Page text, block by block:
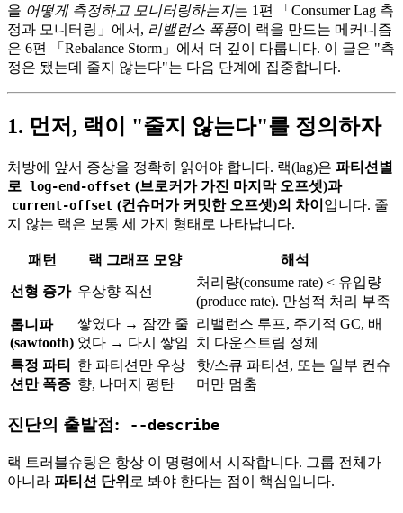
을 어떻게 측정하고 모니터링하는지는 1편 「Consumer Lag 측
정과 모니터링」에서, 리밸런스 폭풍이 랙을 만드는 메커니즘
은 6편 「Rebalance Storm」에서 더 깊이 다룹니다. 이 글은 "측
정은 됐는데 줄지 않는다"는 다음 단계에 집중합니다.
1. 먼저, 랙이 "줄지 않는다"를 정의하자
처방에 앞서 증상을 정확히 읽어야 합니다. 랙(lag)은 파티션별
로
log-end-offset (브로커가 가진 마지막 오프셋)과
current-offset (컨슈머가 커밋한 오프셋)의 차이 입니다. 줄
지 않는 랙은 보통 세 가지 형태로 나타납니다.
패턴 랙 그래프 모양 해석
선형 증가 우상향 직선
처리량(consume rate) < 유입량
(produce rate). 만성적 처리 부족
톱니파
(sawtooth)
쌓였다 → 잠깐 줄
었다 → 다시 쌓임
리밸런스 루프, 주기적 GC, 배
치 다운스트림 정체
특정 파티
션만 폭증
한 파티션만 우상
향, 나머지 평탄
핫/스큐 파티션, 또는 일부 컨슈
머만 멈춤
진단의 출발점: --describe
랙 트러블슈팅은 항상 이 명령에서 시작합니다. 그룹 전체가
아니라 파티션 단위 로 봐야 한다는 점이 핵심입니다.